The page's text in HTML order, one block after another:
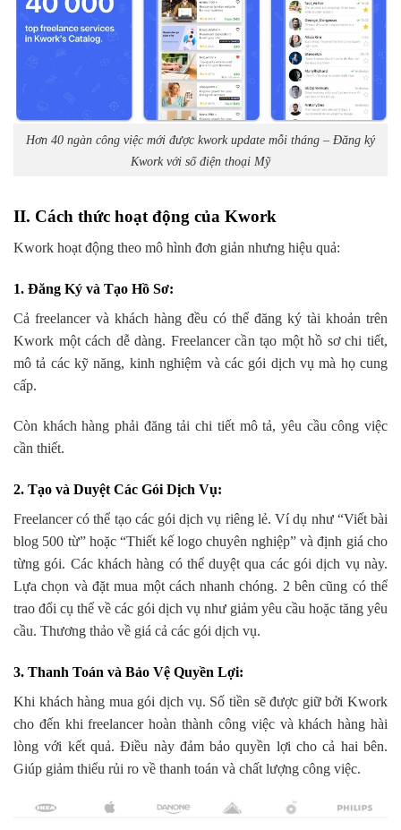
Hơn 40 ngàn công việc mới được kwork update mỗi tháng – Đăng ký
Kwork với số điện thoại Mỹ
II. Cách thức hoạt động của Kwork
Kwork hoạt động theo mô hình đơn giản nhưng hiệu quả:
1. Đăng Ký và Tạo Hồ Sơ:
Cả freelancer và khách hàng đều có thể đăng ký tài khoản trên
Kwork một cách dễ dàng. Freelancer cần tạo một hồ sơ chi tiết,
mô tả các kỹ năng, kinh nghiệm và các gói dịch vụ mà họ cung
cấp.
Còn khách hàng phải đăng tải chi tiết mô tả, yêu cầu công việc
cần thiết.
2. Tạo và Duyệt Các Gói Dịch Vụ:
Freelancer có thể tạo các gói dịch vụ riêng lẻ. Ví dụ như “Viết bài
blog 500 từ” hoặc “Thiết kế logo chuyên nghiệp” và định giá cho
từng gói. Các khách hàng có thể duyệt qua các gói dịch vụ này.
Lựa chọn và đặt mua một cách nhanh chóng. 2 bên cũng có thể
trao đổi cụ thể về các gói dịch vụ như giảm yêu cầu hoặc tăng yêu
cầu. Thương thảo về giá cả các gói dịch vụ.
3. Thanh Toán và Bảo Vệ Quyền Lợi:
Khi khách hàng mua gói dịch vụ. Số tiền sẽ được giữ bởi Kwork
cho đến khi freelancer hoàn thành công việc và khách hàng hài
lòng với kết quả. Điều này đảm bảo quyền lợi cho cả hai bên.
Giúp giảm thiểu rủi ro về thanh toán và chất lượng công việc.